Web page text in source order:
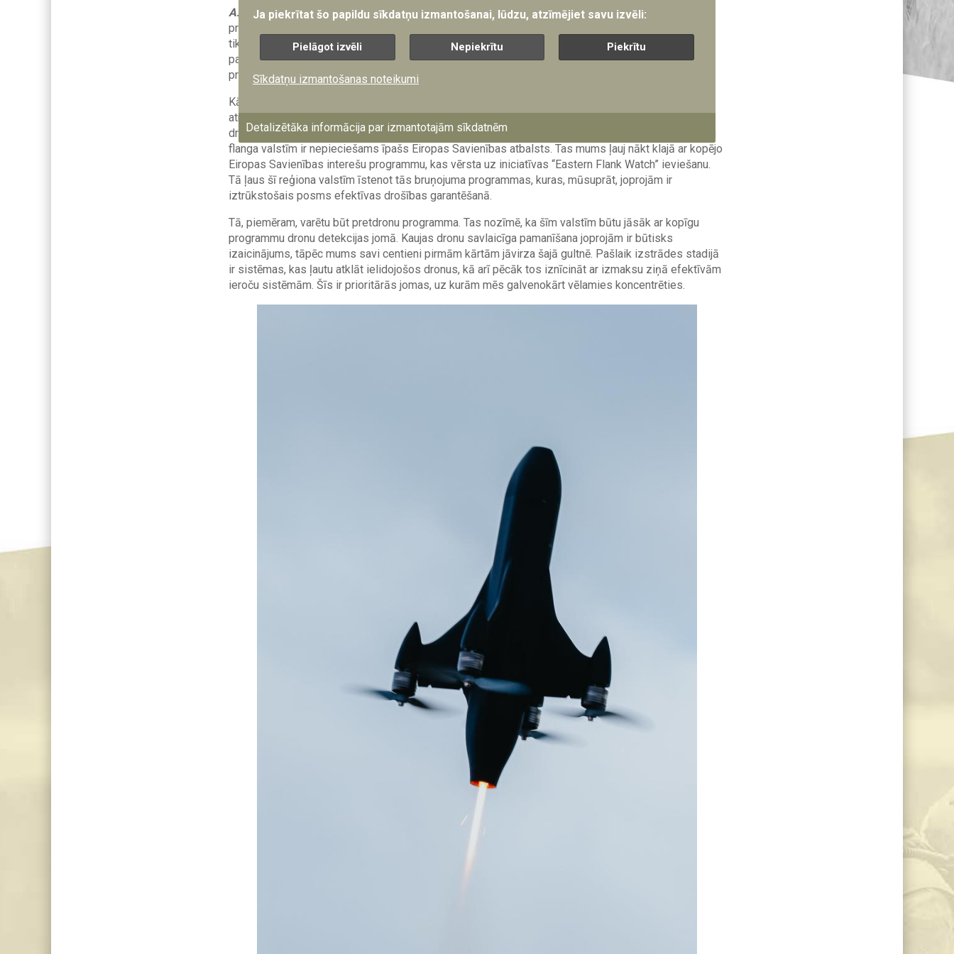
A.Kubiļus:Tas, ko NATO lēma par dalībvalstu spēju attīstību, šajā kontekstā neapšaubāmi ir
prioritāte, bet viennozīmīgi paliek jautājums – kā šī nauda tiks tērēta? Tāpēc mēs nākam klajā ne
tikai ar finanšu instrumenta SAFE piedāvājumu, bet arī ar industriālās politikas instrumentiem, lai
palīdzētu dalībvalstīm atrast visefektīvākos veidus, kā attīstītpaneiropaslīmeņa militāro spēju
projektus.
Kā piemēru vēlos minēt projektu “Eastern Flank Watch”. Mēs saprotam, ka reģiona valstis, kas
atrodas zonā no Baltijas jūras līdz pat Melnajai jūrai, šobrīd saskaras ar īpaši augstiem drošības
draudiem. To nesen atzina arī Eiropas Padome. Tas savukārt nozīmē, ka šajos jautājumos Austrumu
flanga valstīm ir nepieciešams īpašs Eiropas Savienības atbalsts. Tas mums ļauj nākt klajā ar kopējo
Eiropas Savienības interešu programmu, kas vērsta uz iniciatīvas “Eastern Flank Watch” ieviešanu.
Tā ļaus šī reģiona valstīm īstenot tās bruņojuma programmas, kuras, mūsuprāt, joprojām ir
iztrūkstošais posms efektīvas drošības garantēšanā.
Tā, piemēram, varētu būt pretdronu programma. Tas nozīmē, ka šīm valstīm būtu jāsāk ar kopīgu
programmu dronu detekcijas jomā. Kaujas dronu savlaicīga pamanīšana joprojām ir būtisks
izaicinājums, tāpēc mums savi centieni pirmām kārtām jāvirza šajā gultnē. Pašlaik izstrādes stadijā
ir sistēmas, kas ļautu atklāt ielidojošos dronus, kā arī pēcāk tos iznīcināt ar izmaksu ziņā efektīvām
ieroču sistēmām. Šīs ir prioritārās jomas, uz kurām mēs galvenokārt vēlamies koncentrēties.
Ja piekrītat šo papildu sīkdatņu izmantošanai, lūdzu, atzīmējiet savu izvēli:
Pielāgot izvēli Nepiekrītu Piekrītu
Sīkdatņu izmantošanas noteikumi
Detalizētāka informācija par izmantotajām sīkdatnēm